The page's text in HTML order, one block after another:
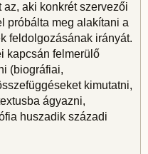
aki konkrét szervezői
próbálta meg alakítani a
feldolgozásának irányát.
kapcsán felmerülő
(biográfiai,
kimutatni,
ágyazni,
huszadik századi